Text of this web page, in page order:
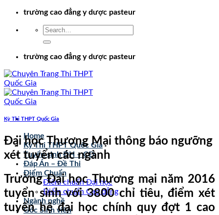
Chuyểntrường cao đẳng y dược pasteur
trường cao đẳng y dược pasteur
Home
Kỳ Thi THPT Quốc Gia
Tuyển sinh ĐH – CĐ
Đáp Án – Đề Thi
Điểm Chuẩn
Điểm chuẩn Đại học
Điểm chuẩn Cao đẳng
Ngành nghề
Góc Sinh viên
Kỳ Thi THPT Quốc Gia
Đại học Thương Mại thông báo ngưỡng
xét tuyển các ngành
Trường Đại học Thương mại năm 2016
tuyển sinh với 3800 chỉ tiêu, điểm xét
tuyển hệ đại học chính quy đợt 1 cao